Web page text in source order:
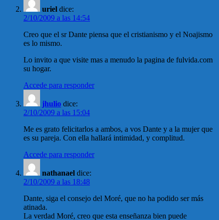
uriel dice:
2/10/2009 a las 14:54
Creo que el sr Dante piensa que el cristianismo y el Noajismo
es lo mismo.
Lo invito a que visite mas a menudo la pagina de fulvida.com
su hogar.
Accede para responder
jhulio dice:
2/10/2009 a las 15:04
Me es grato felicitarlos a ambos, a vos Dante y a la mujer que
es su pareja. Con ella hallará intimidad, y complitud.
Accede para responder
nathanael dice:
2/10/2009 a las 18:48
Dante, siga el consejo del Moré, que no ha podido ser más
atinada.
La verdad Moré, creo que esta enseñanza bien puede